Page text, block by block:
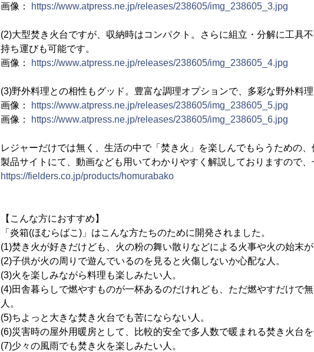
画像：
https://www.atpress.ne.jp/releases/238605/img_238605_3.jpg
(2)大型焚き火台ですが、収納時はコンパクト。さらに組立・分解に工具
持ち運びも可能です。
画像：
https://www.atpress.ne.jp/releases/238605/img_238605_4.jpg
(3)野外料理との相性もグッド。豊富な調理オプションで、多彩な野外料理
画像：
https://www.atpress.ne.jp/releases/238605/img_238605_5.jpg
画像：
https://www.atpress.ne.jp/releases/238605/img_238605_6.jpg
レジャーだけでは無く、生活の中で「焚き火」を楽しんでもらうための、
製品サイトにて、動画なども用いてわかりやすく解説しておりますので、
https://fielders.co.jp/products/homurabako
【こんな方におすすめ】
「炎箱(ほむらばこ)」はこんな方たちのために開発されました。
(1)焚き火が好きだけども、火の粉の舞い散りなどによる火事や火の始末が
(2)子供が火の周りで遊んでいるのを見ると火傷しないか心配な人。
(3)火を楽しみながら料理も楽しみたい人。
(4)田舎暮らしで燃やすものが一杯あるのだけれども、ただ燃やすだけで
人。
(5)ちよっと大きな焚き火台でも苦にならない人。
(6)災害時の屋外用暖房として、比較的安全で多人数で暖まれる焚き火台を
(7)少々の風雨でも焚き火を楽しみたい人。